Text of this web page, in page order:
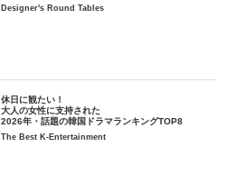
Designer's Round Tables
休日に観たい！
大人の女性に支持された
2026年・話題の韓国ドラマランキングTOP8
The Best K-Entertainment